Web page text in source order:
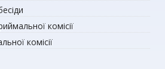
комісії
комісії